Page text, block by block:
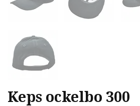
Keps ockelbo 300